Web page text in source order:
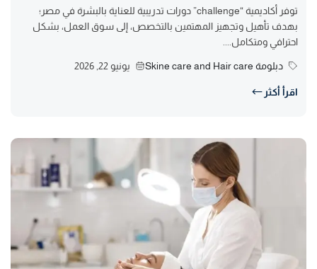
توفر أكاديمية “challenge” دورات تدريبية للعناية بالبشرة في مصر؛
بهدف تأهيل وتجهيز المهتمين بالتخصص، إلى سوق العمل، بشكل
احترافي ومتكامل....
دبلومة Skine care and Hair care يونيو 22, 2026
اقرأ أكثر